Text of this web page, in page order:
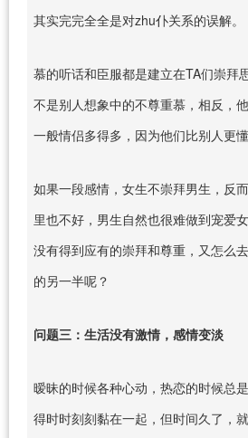
其实完完全全是对zhu仆关系的误解。
慕的听话和臣服都是建立在TA们崇拜
不是别人想象中的不尊重慕，相反，
一般情侣多得多，因为他们比别人更懂
如果一段感情，女生不崇拜男生，反
里也不好，男生自然也很难做到宠爱
没有得到应有的崇拜和尊重，又怎么
的另一半呢？
问题三：生活没有激情，感情变淡
暧昧的时候各种心动，热恋的时候总
得时时刻刻黏在一起，但时间久了，